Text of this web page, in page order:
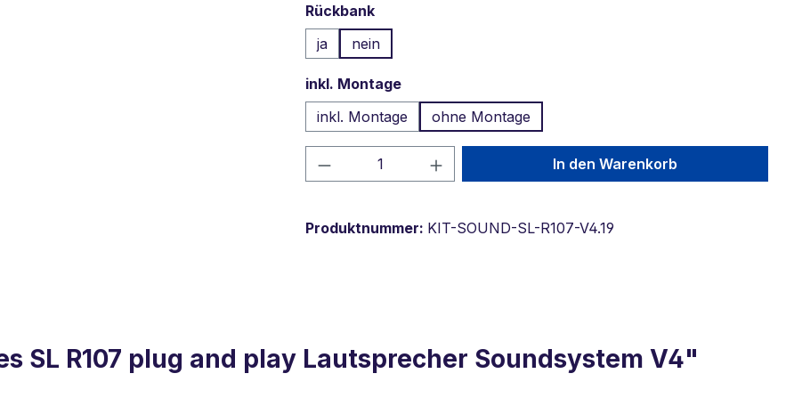
Rückbankauswählen
ja
nein
inkl. Montageauswählen
inkl. Montage
ohne Montage
Produkt Anzahl: Gib den gewünschten Wert
In den Warenkorb
Produktnummer: KIT-SOUND-SL-R107-V4.19
SL R107 plug and play Lautsprecher Soundsystem V4"